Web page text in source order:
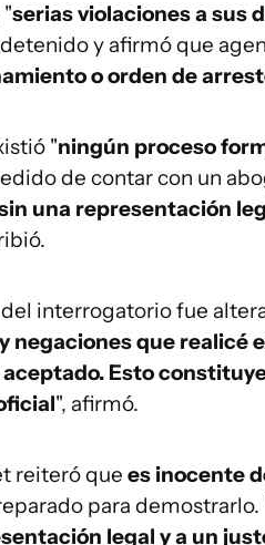
serias violaciones a sus
y afirmó que
o orden de
"ningún proceso
de contar con un
una representación
interrogatorio fue
negaciones que realicé
Esto
", afirmó.
reiteró que es inocente
para demostrarlo.
legal y a un